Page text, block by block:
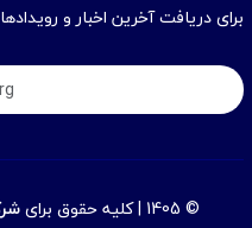
برای دریافت آخرین اخبار و
© 1405 | کلیه حقوق برای